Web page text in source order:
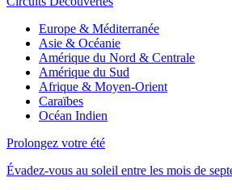
Europe & Méditerranée
Asie & Océanie
Amérique du Nord & Centrale
Amérique du Sud
Afrique & Moyen-Orient
Caraïbes
Océan Indien
Prolongez votre été
Évadez-vous au soleil entre les mois de